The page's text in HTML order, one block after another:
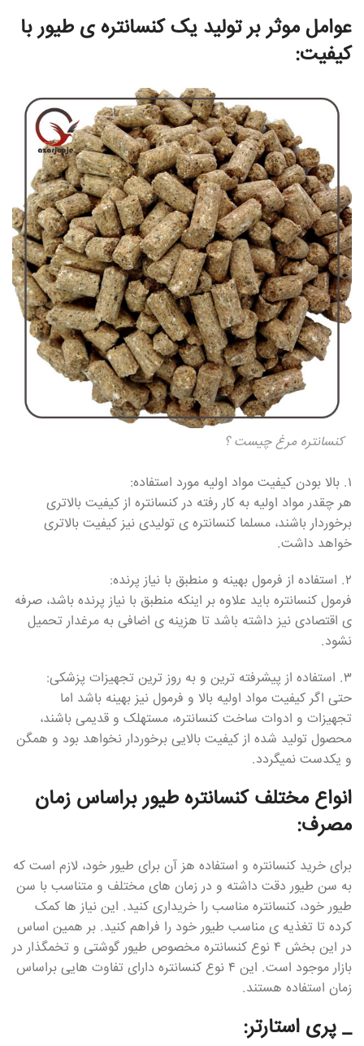
عوامل موثر بر تولید یک کنسانتره ی طیور با
کیفیت:
کنسانتره مرغ چیست ؟
۱. بالا بودن کیفیت مواد اولیه مورد استفاده:
هر چقدر مواد اولیه به کار رفته در کنسانتره از کیفیت بالاتری
برخوردار باشند، مسلما کنسانتره ی تولیدی نیز کیفیت بالاتری
خواهد داشت.
۲. استفاده از فرمول بهینه و منطبق با نیاز پرنده:
فرمول کنسانتره باید علاوه بر اینکه منطبق با نیاز پرنده باشد، صرفه
ی اقتصادی نیز داشته باشد تا هزینه ی اضافی به مرغدار تحمیل
نشود.
۳. استفاده از پیشرفته ترین و به روز ترین تجهیزات پزشکی:
حتی اگر کیفیت مواد اولیه بالا و فرمول نیز بهینه باشد اما
تجهیزات و ادوات ساخت کنسانتره، مستهلک و قدیمی باشند،
محصول تولید شده از کیفیت بالایی برخوردار نخواهد بود و همگن
و یکدست نمیگردد.
انواع مختلف کنسانتره طیور براساس زمان
مصرف:
برای خرید کنسانتره و استفاده هز آن برای طیور خود، لازم است که
به سن طیور دقت داشته و در زمان های مختلف و متناسب با سن
طیور خود، کنسانتره مناسب را خریداری کنید. این نیاز ها کمک
کرده تا تغذیه ی مناسب طیور خود را فراهم کنید. بر همین اساس
در این بخش ۴ نوع کنسانتره مخصوص طیور گوشتی و تخمگذار در
بازار موجود است. این ۴ نوع کنسانتره دارای تفاوت هایی براساس
زمان استفاده هستند.
_ پری استارتر: